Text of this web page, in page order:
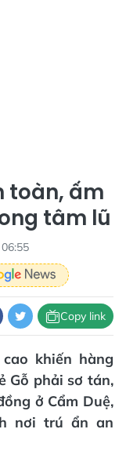
toàn, ấm
tâm lũ
Copy link
khiến hàng
Gỗ phải sơ tán,
ở Cẩm Duệ,
nơi trú ẩn an